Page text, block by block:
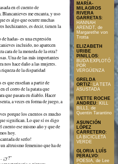
en el cuento de
Blancanieves me encanta, y uso
es algo que ocurre muchas
hechizantes, es decir, tienen la
hadas- es una expresión
incluido, no aparecen
cara de la moneda de la otra?
Una de las más importantes
nos hace daño a las mujeres.
de la disparidad
que enseñan a partir de
el corro de la patata que
que pasara en diablo. Hacer
a veces en forma de juego, a
porque los cuentos es mucho
significan. Lo que sí os digo
cuento ese mismo año y que de
hoy.
de serlo!
altruismo femenino que ha de
¿y?”
MARÍA-
MILAGROS
RIVERA
GARRETAS:
HANNAH
ARENDT, de
Margarethe von
Trotta
ELIZABETH
URIBE
PINILLOS:
BUDA EXPLOTÓ
POR
VERGÜENZA
GRELDA
ORTIZ: LA TETA
ASUSTADA
IVETTE ROCHE
ANDREU: KILL
BILL1, de
Quentin Tarantino
ASUNCIÓN
LÓPEZ
CARRETERO:
LA BICICLETA
VERDE
GLORIA LUÍS
PERALVO:
POESIA, de Lee